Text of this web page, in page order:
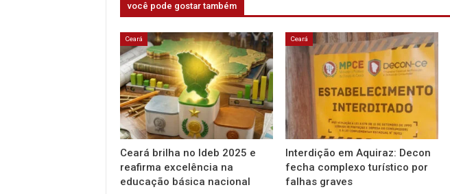
você pode gostar também
Ceará
Ceará brilha no Ideb 2025 e
reafirma excelência na
educação básica nacional
Ceará
Interdição em Aquiraz: Decon
fecha complexo turístico por
falhas graves